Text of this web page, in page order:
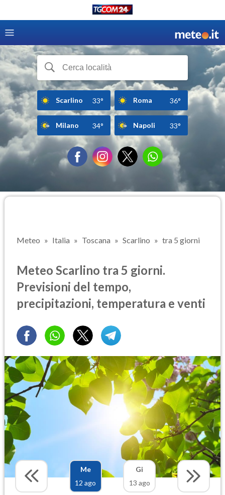
Scarlino 33° Roma 36°
Milano 34° Napoli 33°
Meteo Italia Toscana Scarlino tra 5 giorni
Meteo Scarlino tra 5 giorni.
Previsioni del tempo,
precipitazioni, temperatura e venti
Me
12 ago
Gi
13 ago